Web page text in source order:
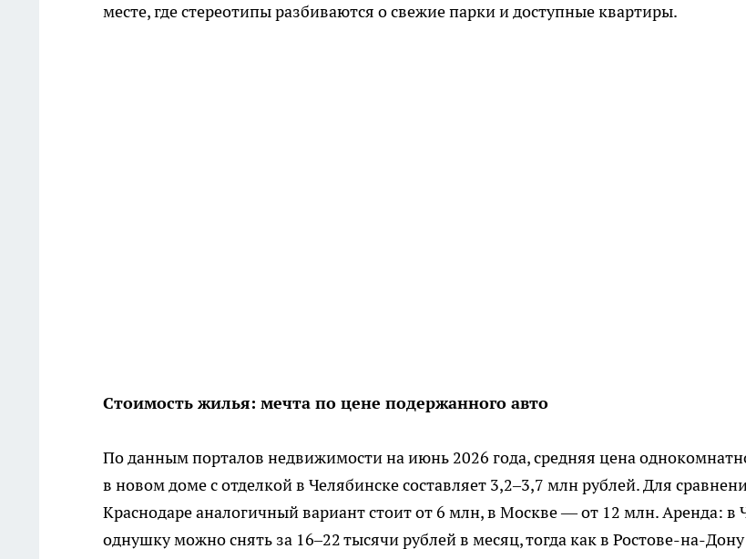
месте, где стереотипы разбиваются о свежие парки и доступные квартиры.
Стоимость жилья: мечта по цене подержанного авто
По данным порталов недвижимости на июнь 2026 года, средняя цена
в новом доме с отделкой в Челябинске составляет 3,2–3,7 млн рублей. Для
Краснодаре аналогичный вариант стоит от 6 млн, в Москве — от 12 млн. Аренда: в
однушку можно снять за 16–22 тысячи рублей в месяц, тогда как в Ростове-на-